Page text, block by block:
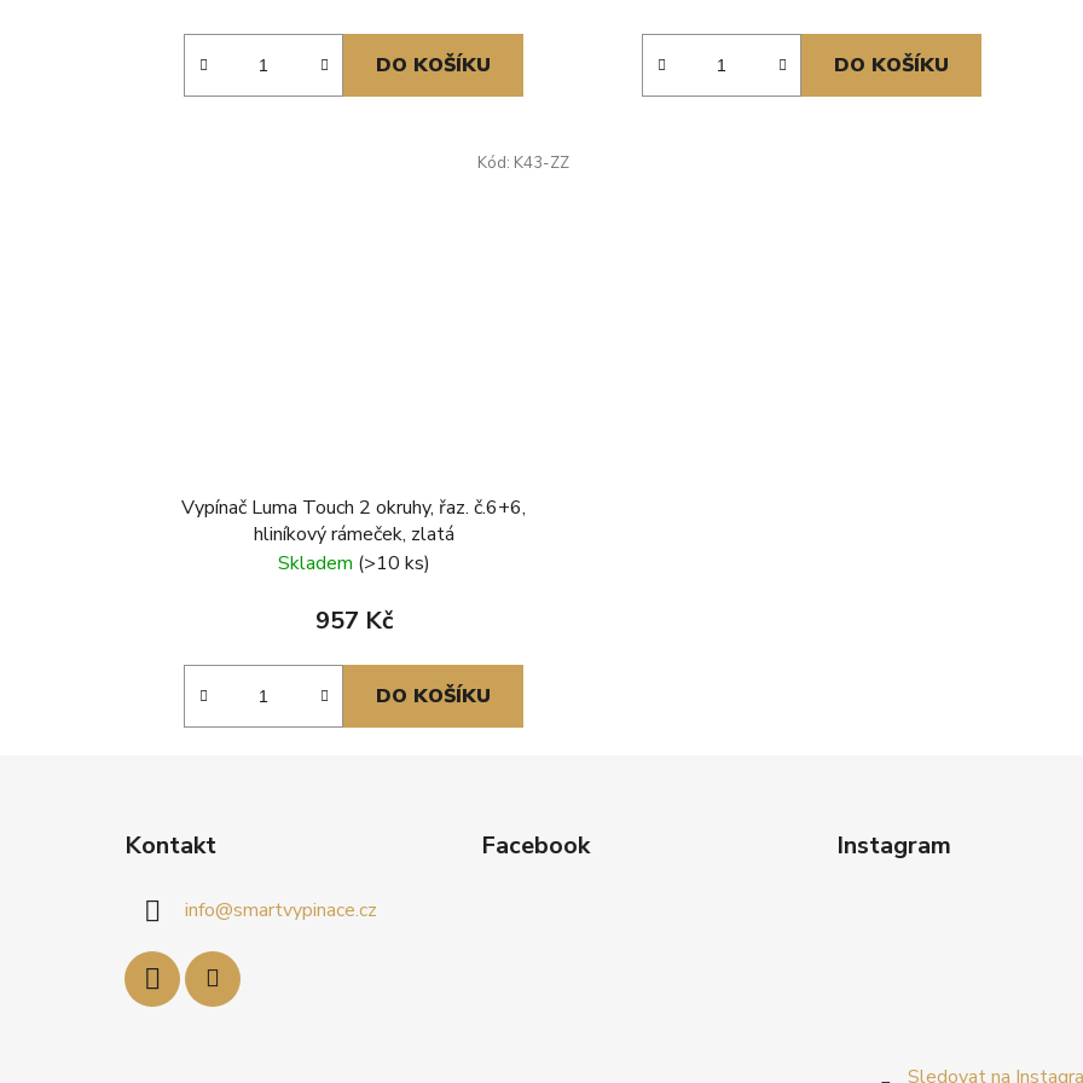
DO KOŠÍKU DO KOŠÍKU
Vypínač Luma Touch 2 okruhy, řaz. č.6+6,
hliníkový rámeček, zlatá
Skladem (>10 ks)
957 Kč
DO KOŠÍKU
Kód: K43-ZZ
Kontakt
info@smartvypinace.cz
Facebook Instagram
Sledovat na